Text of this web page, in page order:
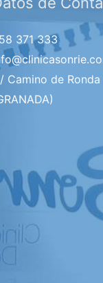
371 333
Camino de Ronda